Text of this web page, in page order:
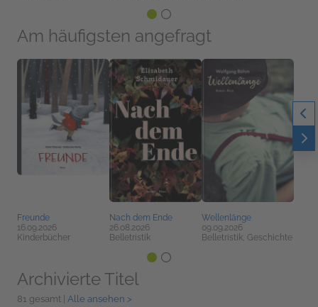
Am häufigsten angefragt
Freunde
16.09.2026
Kinderbücher
Nach dem Ende
26.08.2026
Belletristik
Wellenlänge
09.09.2026
Belletristik, Geschichte
Archivierte Titel
81 gesamt | Alle ansehen >